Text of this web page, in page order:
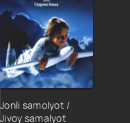
Jonli samolyot /
Jivoy samalyot